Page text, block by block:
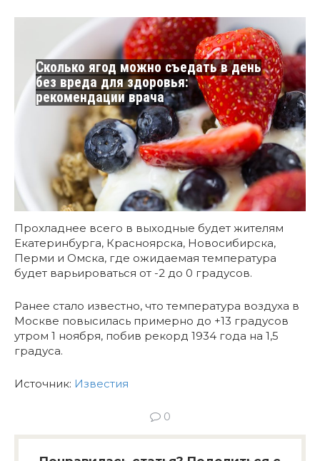
Сколько ягод можно съедать в день
без вреда для здоровья:
рекомендации врача
Прохладнее всего в выходные будет жителям
Екатеринбурга, Красноярска, Новосибирска,
Перми и Омска, где ожидаемая температура
будет варьироваться от -2 до 0 градусов.
Ранее стало известно, что температура воздуха в
Москве повысилась примерно до +13 градусов
утром 1 ноября, побив рекорд 1934 года на 1,5
градуса.
Источник: Известия
0